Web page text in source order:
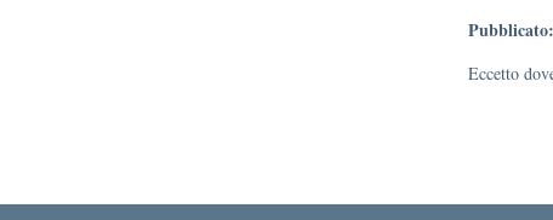
Pubblicato:
Eccetto